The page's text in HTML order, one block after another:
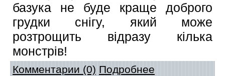
базука не буде краще доброго
грудки снігу, який може
розтрощить відразу кілька
монстрів!
Комментарии (0) Подробнее